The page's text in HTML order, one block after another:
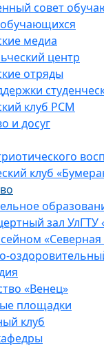
совет
медиа
центр
отряды
клуб РСМ
и досуг
клуб
зал УлГТУ
«Северная
«Венец»
площадки
клуб